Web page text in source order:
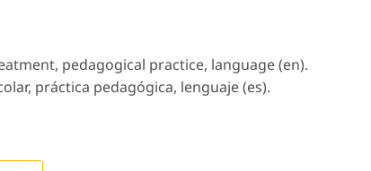
pedagogical practice, language (en).
práctica pedagógica, lenguaje (es).